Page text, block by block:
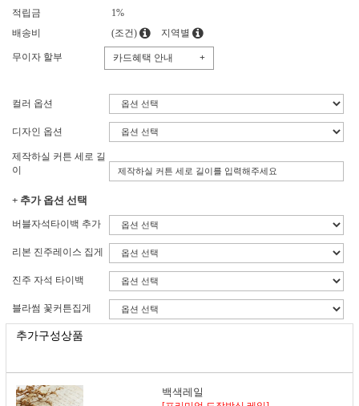
적립금
1%
배송비
(조건) 지역별
무이자 할부 카드혜택 안내 +
컬러 옵션
디자인 옵션
제작하실 커튼 세로 길
이
+ 추가 옵션 선택
버블자석타이백 추가
리본 진주레이스 집게
진주 자석 타이백
블라썸 꽃커튼집게
추가구성상품
백색레일